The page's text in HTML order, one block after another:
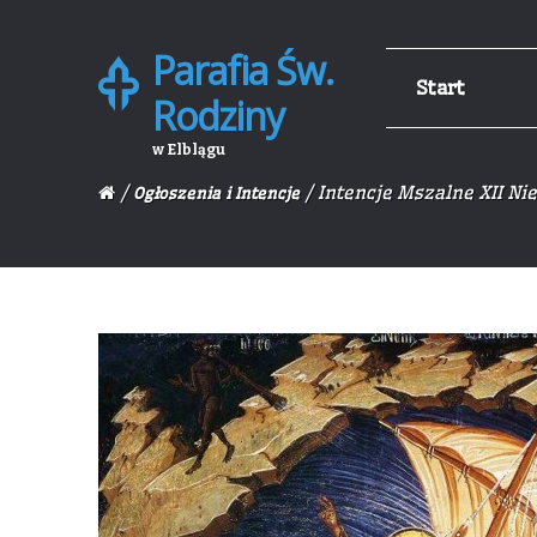
Skip
to
navigation
Skip
to
content
Parafia Św.
Rodziny
w Elblągu
Start
/Ogłoszenia i Intencje/ Intencje Mszalne XII